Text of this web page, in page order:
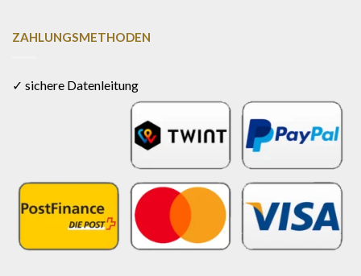
ZAHLUNGSMETHODEN
✓ sichere Datenleitung